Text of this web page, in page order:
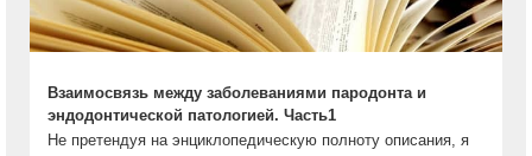
Взаимосвязь между заболеваниями пародонта и
эндодонтической патологией. Часть1
Не претендуя на энциклопедическую полноту описания, я